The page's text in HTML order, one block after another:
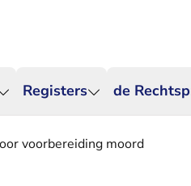
Registers de
voorbereiding moord